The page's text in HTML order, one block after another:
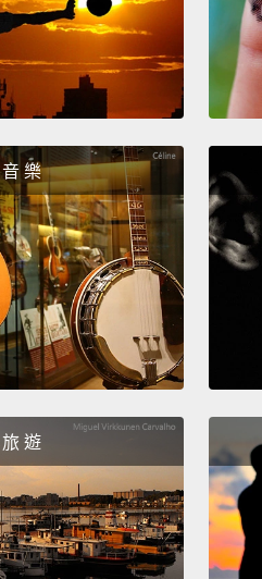
Chloe, I'm coming!
Chloe,
Chloe...there you are.
The
you found it.
克蘿伊，我來了!克蘿伊，妳
狗天地的唯一瑕疵，妳居然
Shhh. No, shhh! Shhh!
噓。不行，安靜!噓!
That's a dog.
那是一隻狗。
Um...yeah. Is she bothering
嗯...對。她影響到你了嗎？你
Nope. And she's not
沒。她沒有在協助你還是...
音 樂
旅 遊